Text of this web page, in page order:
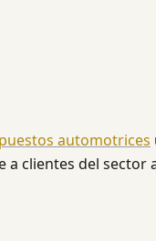
automotrices
a clientes del